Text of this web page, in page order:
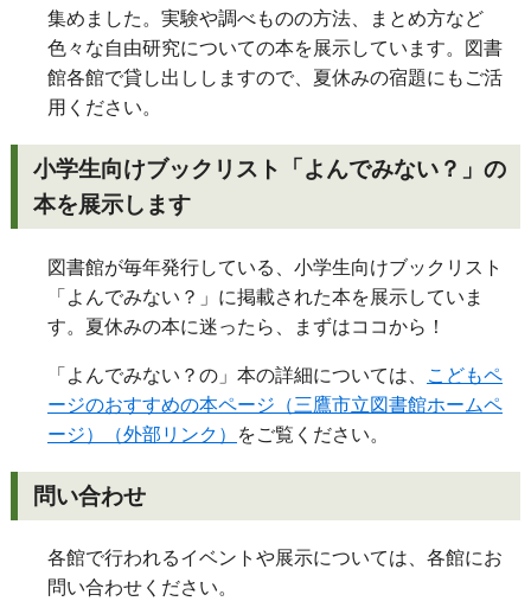
集めました。実験や調べものの方法、まとめ方など
色々な自由研究についての本を展示しています。図書
館各館で貸し出ししますので、夏休みの宿題にもご活
用ください。
小学生向けブックリスト「よんでみない？」の
本を展示します
図書館が毎年発行している、小学生向けブックリスト
「よんでみない？」に掲載された本を展示していま
す。夏休みの本に迷ったら、まずはココから！
「よんでみない？の」本の詳細については、
こどもペ
ージのおすすめの本ページ（三鷹市立図書館ホームペ
ージ）（外部リンク）
をご覧ください。
問い合わせ
各館で行われるイベントや展示については、各館にお
問い合わせください。